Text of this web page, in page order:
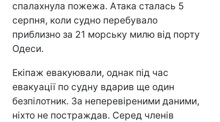
спалахнула пожежа. Атака сталась 5
серпня, коли судно перебувало
приблизно за 21 морську милю від порту
Одеси.
Екіпаж евакуювали, однак під час
евакуації по судну вдарив ще один
безпілотник. За неперевіреними даними,
ніхто не постраждав. Серед членів